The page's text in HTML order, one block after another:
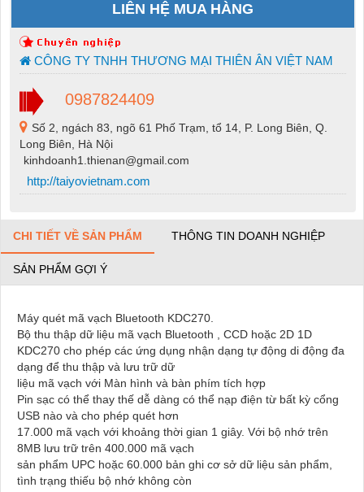
LIÊN HỆ MUA HÀNG
CÔNG TY TNHH THƯƠNG MẠI THIÊN ÂN VIỆT NAM
0987824409
Số 2, ngách 83, ngõ 61 Phố Trạm, tổ 14, P. Long Biên, Q.
Long Biên, Hà Nội
kinhdoanh1.thienan@gmail.com
http://taiyovietnam.com
CHI TIẾT VỀ SẢN PHẨM THÔNG TIN DOANH NGHIỆP
SẢN PHẨM GỢI Ý
Máy quét mã vạch Bluetooth KDC270.
Bộ thu thập dữ liệu mã vạch Bluetooth , CCD hoặc 2D 1D
KDC270 cho phép các ứng dụng nhận dạng tự động di động đa
dạng để thu thập và lưu trữ dữ
liệu mã vạch với Màn hình và bàn phím tích hợp
Pin sạc có thể thay thế dễ dàng có thể nạp điện từ bất kỳ cổng
USB nào và cho phép quét hơn
17.000 mã vạch với khoảng thời gian 1 giây. Với bộ nhớ trên
8MB lưu trữ trên 400.000 mã vạch
sản phẩm UPC hoặc 60.000 bản ghi cơ sở dữ liệu sản phẩm,
tình trạng thiếu bộ nhớ không còn